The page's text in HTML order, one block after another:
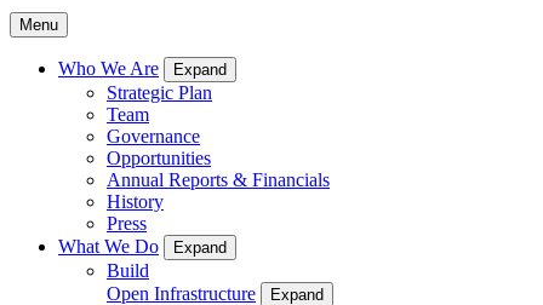
Menu
Who We Are Expand
Strategic Plan
Team
Governance
Opportunities
Annual Reports & Financials
History
Press
What We Do
Expand
Build
Open Infrastructure
Expand